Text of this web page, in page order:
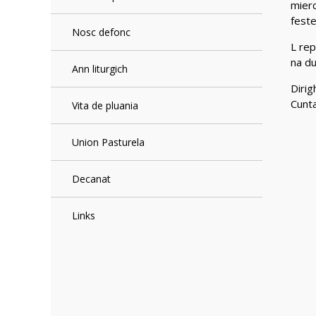
L
na
Nosc defonc
Ann liturgich
Vita de pluania
Union Pasturela
Decanat
Links